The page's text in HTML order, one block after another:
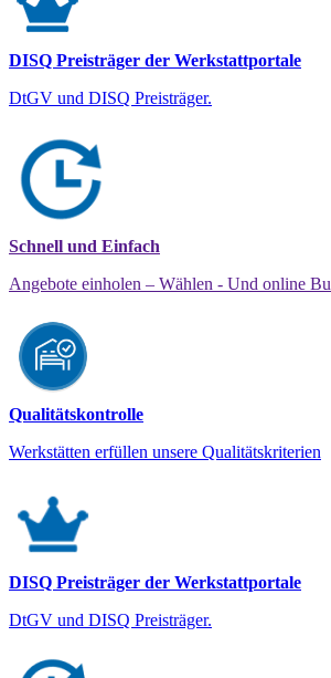
DISQ Preisträger der Werkstattportale
DtGV und DISQ Preisträger.
Schnell und Einfach
Angebote einholen – Wählen - Und online
Qualitätskontrolle
Werkstätten erfüllen unsere Qualitätskriterien
DISQ Preisträger der Werkstattportale
DtGV und DISQ Preisträger.